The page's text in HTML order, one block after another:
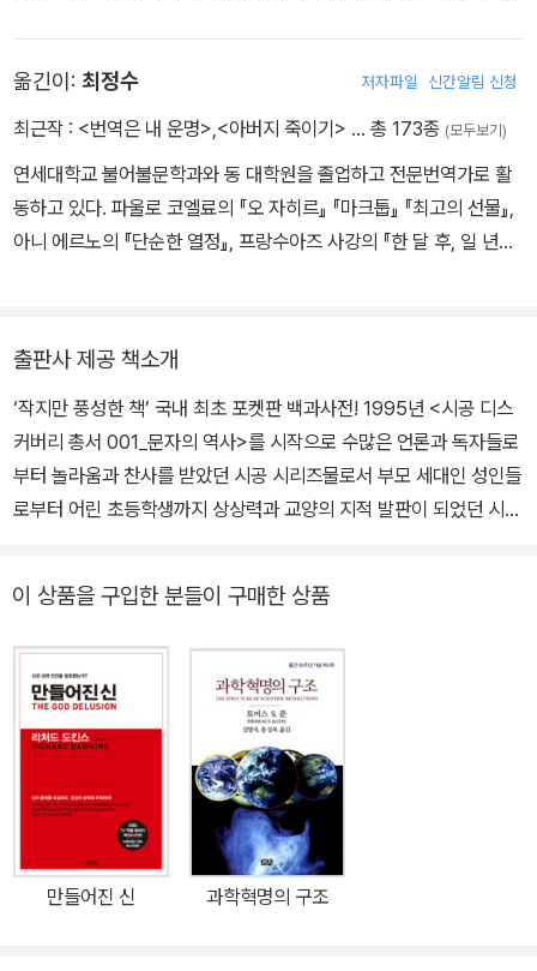
해안에서 한 무리의 푸에고 제도 원주민들을 처음 보았을 때 느낀 놀
라움을 나는 결코 잊지 못할 것이다. 그때 내 머릿속에는 갑자기 우리
의 조상들도 저들과 같았을 거라는 생각이 떠올랐다. 벌거벗은 그들
의 몸에는 의미를 유추하기 어려운 문신들이 여기저기 새겨져 있었으
며 긴 머리카락은 한 번도 손질을 하지 않은 듯 마구 헝클어져 있었다.
서)
로 프랑스 국립과학아카데미에서 선정하는 앙리드파르빌상을 수상했
다. 또한 다윈주의 전문가로서 일궈낸 평생의 연구 업적을 인정받아
옮긴이: 최정수 저자파일 신간알림 신청
최근작 : <번역은 내 운명>,<아버지 죽이기> … 총 173종 (모두보기)
연세대학교 불어불문학과와 동 대학원을 졸업하고 전문번역가로 활
동하고 있다. 파울로 코엘료의 『오 자히르』 『마크툽』 『최고의 선물』,
아니 에르노의 『단순한 열정』, 프랑수아즈 사강의 『한 달 후, 일 년
때마다』 『여자를 삼킨 화가 피카소』 『역광의 여인 비비안 마이어』
『파베세의 마지막 여름』 등 120여 권의 책을 우리말로 옮겼다.
출판사 제공 책소개
‘작지만 풍성한 책’ 국내 최초 포켓판 백과사전! 1995년 <시공 디스
커버리 총서 001_문자의 역사>를 시작으로 수많은 언론과 독자들로
부터 놀라움과 찬사를 받았던 시공 시리즈물로서 부모 세대인 성인들
로부터 어린 초등학생까지 상상력과 교양의 지적 발판이 되었던 시공
정받았던 그 명성 그대로 여전히 풍부한 도판자료와 내용, 가독성을
한층 높인 본문 디자인과 정확하고 편안한 번역으로 독자들을 찾아간
다. ‘종교적 이데올로기’와 ‘창조의 신화’에 맞선 찰스 다윈! 1859년
박물학자 찰스 다윈이 자신의 저서 《종의 기원》에서 자연선택을 통해
생물이 변화한다는 이론을 발표하자 빅토리아 시대의 영국은 그의 이
론에 찬성하는 쪽과 반대하는 쪽으로 나뉘어 급격히 들끓었다. 종은
고정된 것이 아니며, 환경에 좀더 적응한 종들이 변이하고 진화한다
는 그의 주장은 하나의 ‘혁명’이었다. 이제 자연에 대한 ‘섭리론적’인
인식은 물론 창조주에 대한 개념조차 무너져버렸다. 1871년에는 《인
류의 유래》를 통해 인간을 지구에 존재하는 여러 동물의 무리 속에 포
이 상품을 구입한 분들이 구매한 상품
만들어진 신 과학혁명의 구조